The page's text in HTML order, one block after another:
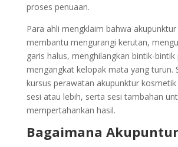
proses penuaan.
Para ahli mengklaim bahwa
membantu mengurangi kerutan,
garis halus, menghilangkan bintik-bintik
mengangkat kelopak mata yang turun.
kursus perawatan akupunktur
sesi atau lebih, serta sesi tambahan
mempertahankan hasil.
Bagaimana